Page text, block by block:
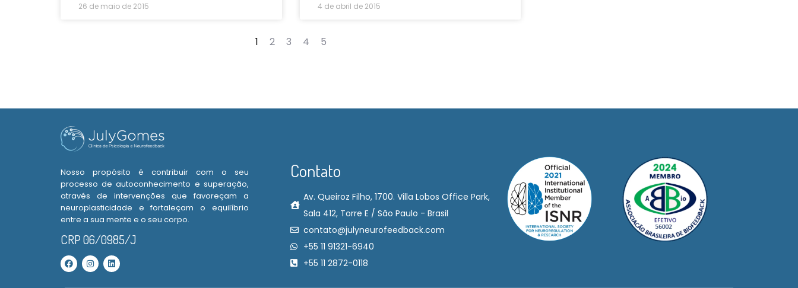
26 de maio de 2015 4 de abril de 2015
1 2 3 4 5
Nosso propósito é contribuir com o seu
processo de autoconhecimento e superação,
através de intervenções que favoreçam a
neuroplasticidade e fortaleçam o equilíbrio
entre a sua mente e o seu corpo.
CRP 06/0985/J
Contato
Av. Queiroz Filho, 1700. Villa Lobos Office Park,
Sala 412, Torre E / São Paulo - Brasil
contato@julyneurofeedback.com
+55 11 91321-6940
+55 11 2872-0118